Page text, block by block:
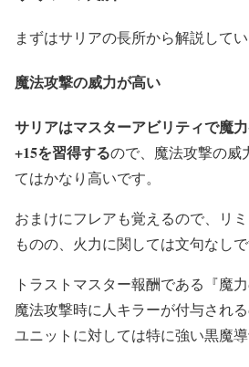
まずはサリアの長所から解説してい
魔法攻撃の威力が高い
サリアはマスターアビリティで魔
+15を習得するので、魔法攻撃の威
てはかなり高いです。
おまけにフレアも覚えるので、リ
ものの、火力に関しては文句なしで
トラストマスター報酬である『魔
魔法攻撃時に人キラーが付与され
ユニットに対しては特に強い黒魔導